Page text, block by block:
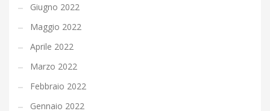
Giugno 2022
Maggio 2022
Aprile 2022
Marzo 2022
Febbraio 2022
Gennaio 2022